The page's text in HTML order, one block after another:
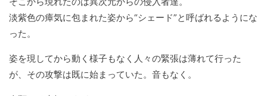
淡紫色の瘴気に包まれた姿から“シェード”と呼ばれるようにな
った。
姿を現してから動く様子もなく人々の緊張は薄れて行った
が、その攻撃は既に始まっていた。音もなく。